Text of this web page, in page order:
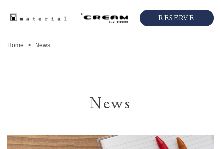
RESERVE
Home > News
News